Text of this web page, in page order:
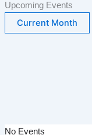
Upcoming Events
Current Month
No Events